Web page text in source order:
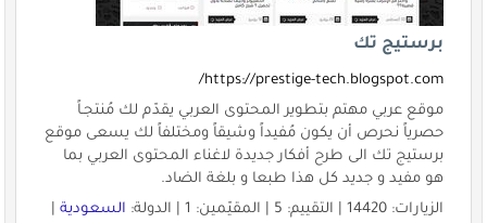
برستيج تك
https://prestige-tech.blogspot.com/
موقع عربي مهتم بتطوير المحتوى العربي يقدّم لك مُنتجـاً
حصرياً نحرص أن يكون مُفيداً وشيقاً ومختلفاً لك يسعى موقع
برستيج تك الى طرح أفكار جديدة لاغناء المحتوى العربي بما
هو مفيد و جديد كل هذا طبعا و بلغة الضاد.
الزيارات: 14420 | التقييم: 5 | المقيّمين: 1 | الدولة:
السعودية|